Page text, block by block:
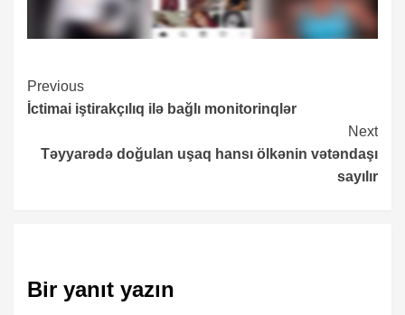
Continue
Reading
Previous
İctimai iştirakçılıq ilə bağlı monitorinqlər
Next
Təyyarədə doğulan uşaq hansı ölkənin vətəndaşı
sayılır
Bir yanıt yazın